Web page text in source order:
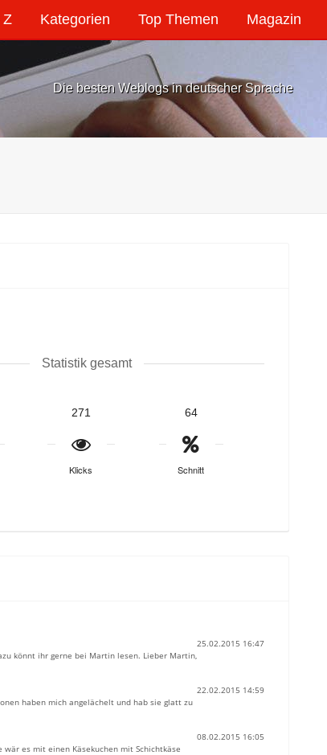
Z Kategorien Top Themen Magazin
Die besten Weblogs in deutscher Sprache
Statistik gesamt
271
Klicks
64
Schnitt
25.02.2015 16:47
könnt ihr gerne bei Martin lesen. Lieber Martin,
22.02.2015 14:59
haben mich angelächelt und hab sie glatt zu
08.02.2015 16:05
es mit einen Käsekuchen mit Schichtkäse